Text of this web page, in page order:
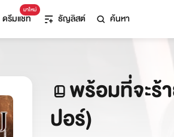
มาใหม่
ดรีมแชท ธัญลิสต์ ค้นหา
พร้อมที่จะร้
ปอร์)